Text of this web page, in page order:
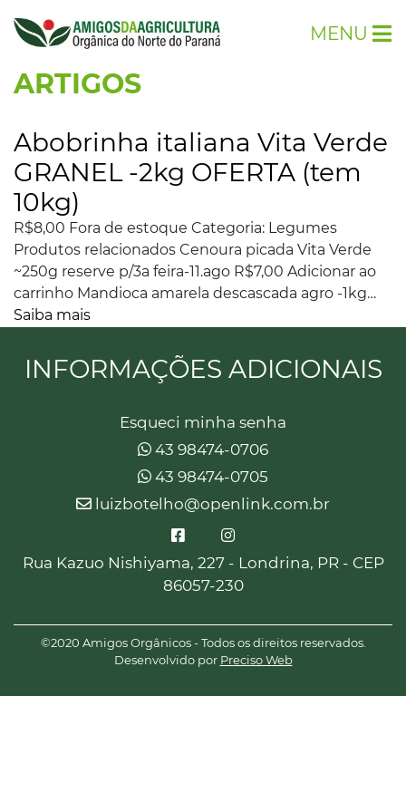
MENU
ARTIGOS
Abobrinha italiana Vita Verde
GRANEL -2kg OFERTA (tem
10kg)
R$8,00 Fora de estoque Categoria: Legumes
Produtos relacionados Cenoura picada Vita Verde
~250g reserve p/3a feira-11.ago R$7,00 Adicionar ao
carrinho Mandioca amarela descascada agro -1kg…
Saiba mais
INFORMAÇÕES ADICIONAIS
Esqueci minha senha
43 98474-0706
43 98474-0705
luizbotelho@openlink.com.br
Rua Kazuo Nishiyama, 227 - Londrina, PR - CEP
86057-230
©2020 Amigos Orgânicos - Todos os direitos reservados.
Desenvolvido por Preciso Web